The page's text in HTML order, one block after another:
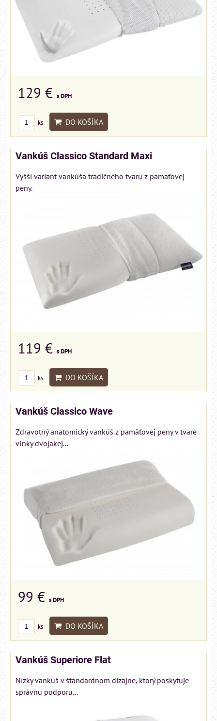
129 € s DPH
ks DO KOŠÍKA
Vankúš Classico Standard Maxi
Vyšší variant vankúša tradičného tvaru z pamäťovej
peny.
119 € s DPH
ks DO KOŠÍKA
Vankúš Classico Wave
Zdravotný anatomický vankúš z pamäťovej peny v tvare
vlnky dvojakej...
99 € s DPH
ks DO KOŠÍKA
Vankúš Superiore Flat
Nízky vankúš v štandardnom dizajne, ktorý poskytuje
správnu podporu...